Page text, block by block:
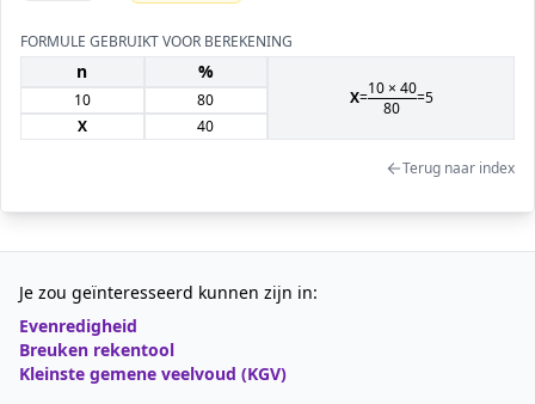
FORMULE GEBRUIKT VOOR BEREKENING
n %
10
80
X
40
X=10× 40
80
=5
Terug naar index
Je zou geïnteresseerd kunnen zijn in:
Evenredigheid
Breuken rekentool
Kleinste gemene veelvoud (KGV)